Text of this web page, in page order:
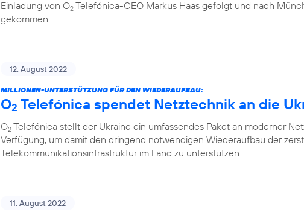
Einladung von O2 Telefónica-CEO Markus Haas gefolgt und nach
gekommen.
12. August 2022
MILLIONEN-UNTERSTÜTZUNG FÜR DEN WIEDERAUFBAU:
O2 Telefónica spendet Netztechnik an die
O2 Telefónica stellt der Ukraine ein umfassendes Paket an moderner
Verfügung, um damit den dringend notwendigen Wiederaufbau der
Telekommunikationsinfrastruktur im Land zu unterstützen.
11. August 2022